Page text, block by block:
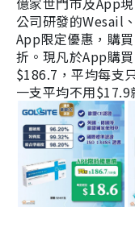
公司研發的Wesail
App限定優惠，購
折。現凡於App購
$186.7，平均每支
一支平均不用$17.9